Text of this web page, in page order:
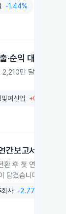
-1.44%
순익 대폭 성장
만 달러로
및여신업 +0.58%
보고서 공개
첫 연간 사업보
담겼습니다.
회사 -2.77%